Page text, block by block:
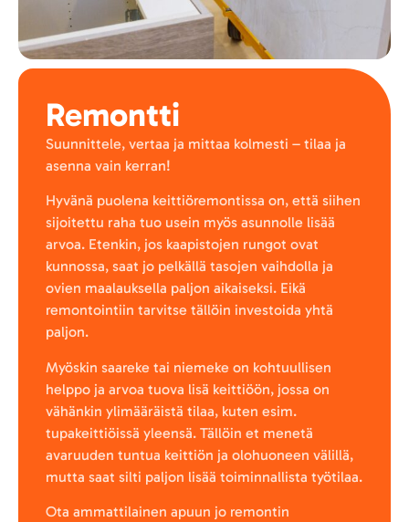
Remontti
Suunnittele, vertaa ja mittaa kolmesti – tilaa ja
asenna vain kerran!
Hyvänä puolena keittiöremontissa on, että siihen
sijoitettu raha tuo usein myös asunnolle lisää
arvoa. Etenkin, jos kaapistojen rungot ovat
kunnossa, saat jo pelkällä tasojen vaihdolla ja
ovien maalauksella paljon aikaiseksi. Eikä
remontointiin tarvitse tällöin investoida yhtä
paljon.
Myöskin saareke tai niemeke on kohtuullisen
helppo ja arvoa tuova lisä keittiöön, jossa on
vähänkin ylimääräistä tilaa, kuten esim.
tupakeittiöissä yleensä. Tällöin et menetä
avaruuden tuntua keittiön ja olohuoneen välillä,
mutta saat silti paljon lisää toiminnallista työtilaa.
Ota ammattilainen apuun jo remontin